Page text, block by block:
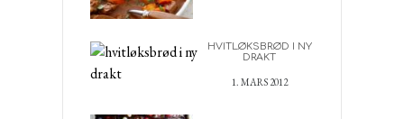
HVITLØKSBRØD I NY
DRAKT
1. MARS 2012